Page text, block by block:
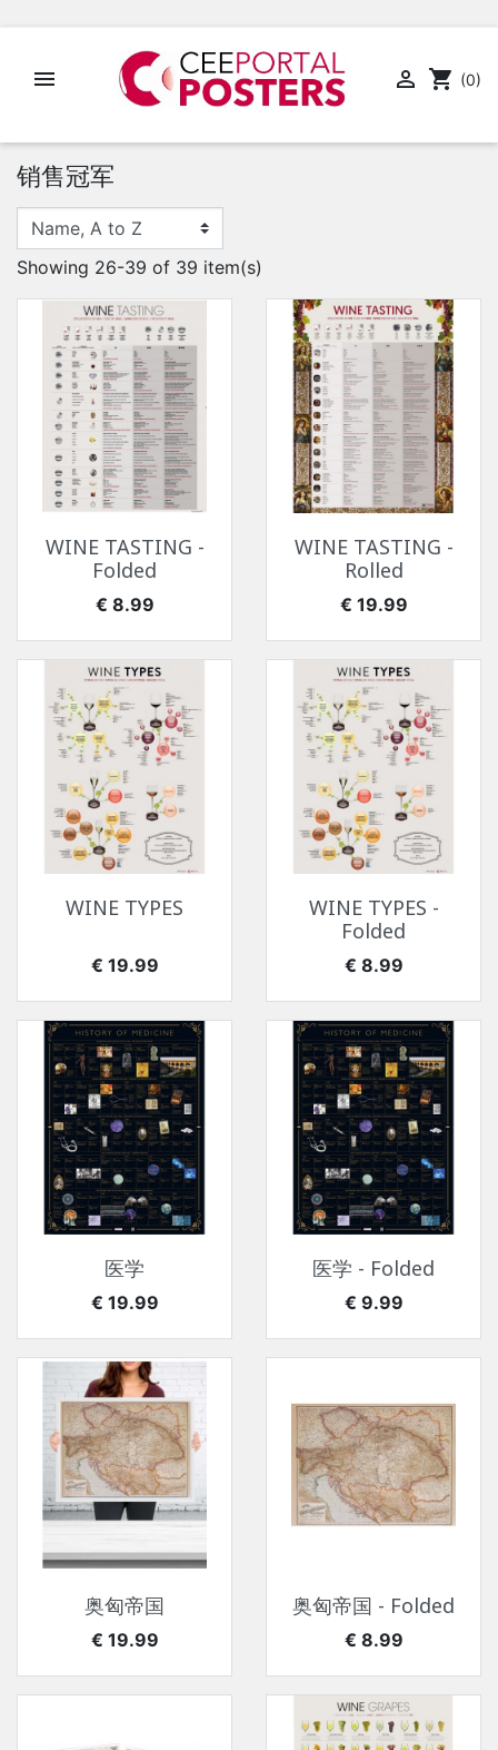
  shopping_cart (0)
销售冠军
Showing 26-39 of 39 item(s)
WINE TASTING -
Folded
价格
€ 8.99
WINE TASTING -
Rolled
价格
€ 19.99
WINE TYPES
价格
€ 19.99
WINE TYPES -
Folded
价格
€ 8.99
医学
价格
€ 19.99
医学 - Folded
价格
€ 9.99
奥匈帝国
价格
€ 19.99
奥匈帝国 - Folded
价格
€ 8.99